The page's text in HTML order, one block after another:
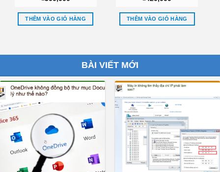
THÊM VÀO GIỎ HÀNG
E5500 Uy tín
THÊM VÀO GIỎ HÀNG
BÀI VIẾT MỚI